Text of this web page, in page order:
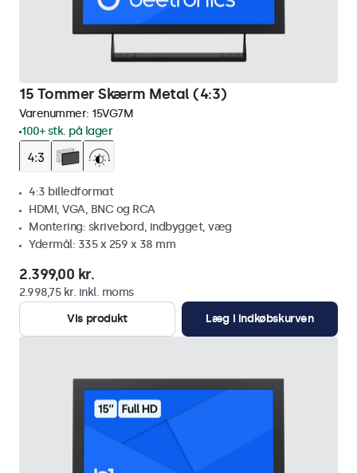
15 Tommer Skærm Metal (4:3)
Varenummer: 15VG7M
100+ stk. på lager
4:3 billedformat
HDMI, VGA, BNC og RCA
Montering: skrivebord, indbygget, væg
Ydermål: 335 x 259 x 38 mm
2.399,00 kr.
2.998,75 kr. inkl. moms
Vis produkt
Læg i indkøbskurven